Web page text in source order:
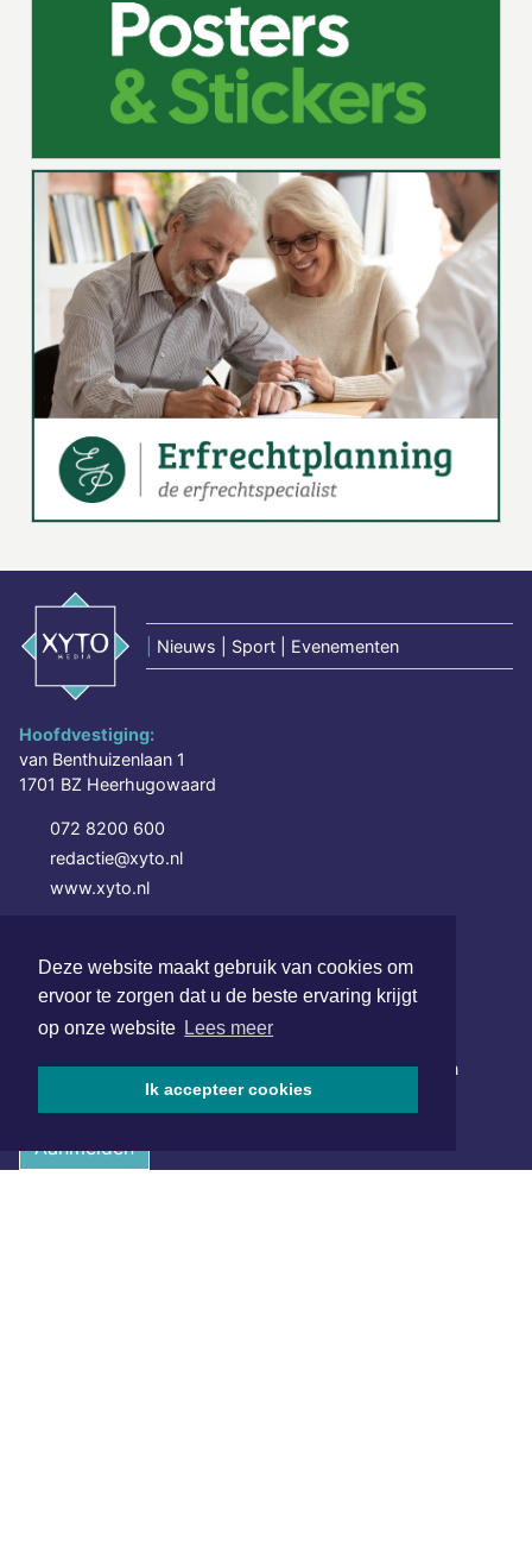
Deze website maakt gebruik van cookies om
ervoor te zorgen dat u de beste ervaring krijgt
op onze website Lees meer
Ik accepteer cookies
Nieuws | Sport | Evenementen
Hoofdvestiging:
van Benthuizenlaan 1
1701 BZ Heerhugowaard
072 8200 600
redactie@xyto.nl
www.xyto.nl
NIEUWSBRIEF AANMELDEN
Schrijf je in voor onze nieuwsbrief en krijg wekelijks een
samenvatting van alle gebeurtenissen uit jouw regio.
Aanmelden